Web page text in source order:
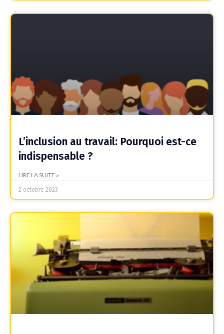
L’inclusion au travail: Pourquoi est-ce
indispensable ?
LIRE LA SUITE »
2 octobre 2023